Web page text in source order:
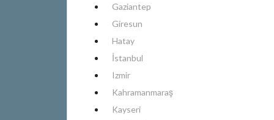
Gaziantep
Giresun
Hatay
İstanbul
Izmir
Kahramanmaraş
Kayseri